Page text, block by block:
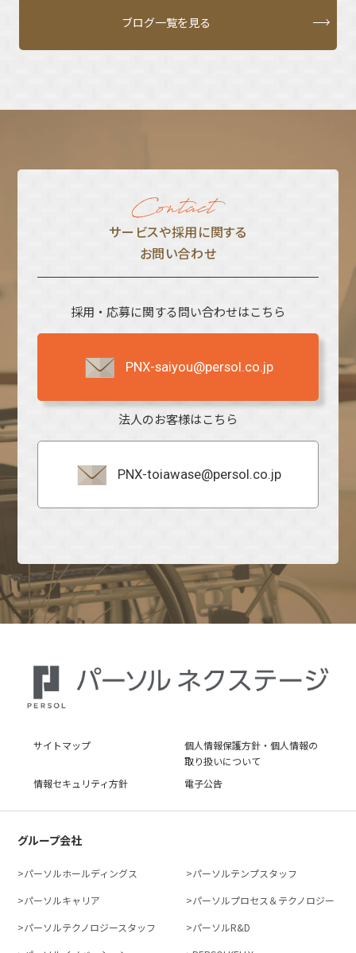
ブログ一覧を見る
サービスや採⽤に関する
お問い合わせ
採用・応募に関する問い合わせはこちら
PNX-saiyou@persol.co.jp
法人のお客様はこちら
PNX-toiawase@persol.co.jp
サイトマップ
個人情報保護方針・個人情報の
取り扱いについて
情報セキュリティ方針
電子公告
グループ会社
パーソルホールディングス
パーソルテンプスタッフ
パーソルキャリア
パーソルプロセス＆テクノロジー
パーソルテクノロジースタッフ
パーソルR&D